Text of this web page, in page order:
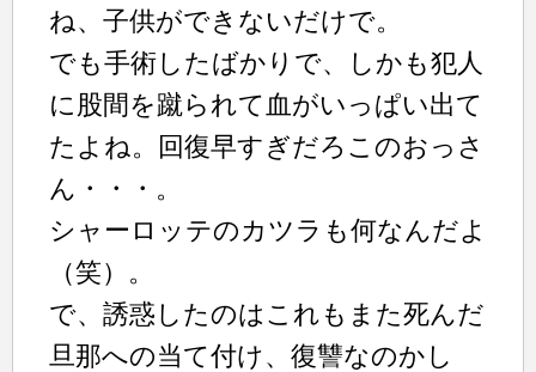
ね、子供ができないだけで。
でも手術したばかりで、しかも犯人
に股間を蹴られて血がいっぱい出て
たよね。回復早すぎだろこのおっさ
ん・・・。
シャーロッテのカツラも何なんだよ
（笑）。
で、誘惑したのはこれもまた死んだ
旦那への当て付け、復讐なのかし